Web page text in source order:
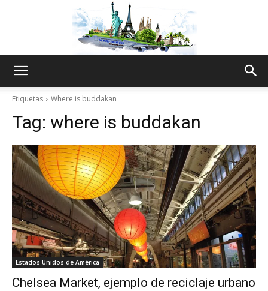
Thru
My
Etiquetas Where is buddakan
Tag: where is buddakan
Estados Unidos de América
Chelsea Market, ejemplo de reciclaje urbano